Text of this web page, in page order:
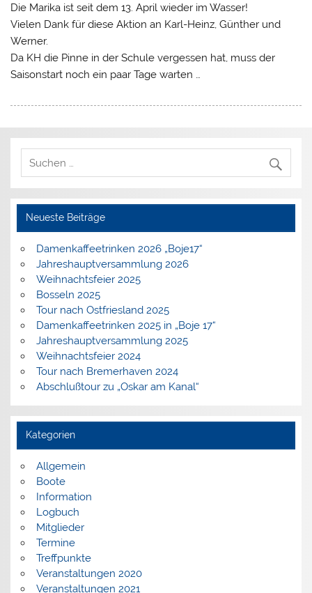
Die Marika ist seit dem 13. April wieder im Wasser!
Vielen Dank für diese Aktion an Karl-Heinz, Günther und
Werner.
Da KH die Pinne in der Schule vergessen hat, muss der
Saisonstart noch ein paar Tage warten …
Neueste Beiträge
Damenkaffeetrinken 2026 „Boje17“
Jahreshauptversammlung 2026
Weihnachtsfeier 2025
Bosseln 2025
Tour nach Ostfriesland 2025
Damenkaffeetrinken 2025 in „Boje 17“
Jahreshauptversammlung 2025
Weihnachtsfeier 2024
Tour nach Bremerhaven 2024
Abschlußtour zu „Oskar am Kanal“
Kategorien
Allgemein
Boote
Information
Logbuch
Mitglieder
Termine
Treffpunkte
Veranstaltungen 2020
Veranstaltungen 2021